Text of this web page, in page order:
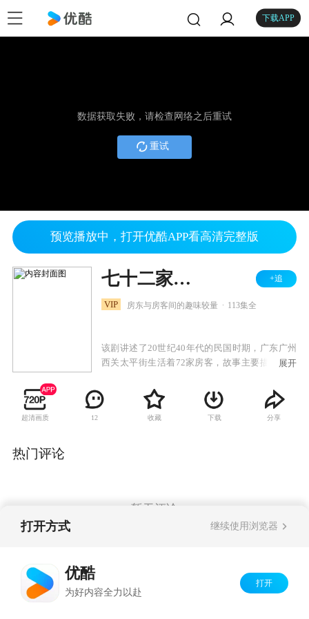
下载APP
数据获取失败，请检查网络之后重试
重试
预览播放中，打开优酷APP看高清完整版
七十二家房客 第三部 +追
VIP 房东与房客间的趣味较量 113集全
该剧讲述了20世纪40年代的民国时期，广东广州
西关太平街生活着72家房客，故事主要描述房东
展开
超清画质 12 收藏 下载 分享
热门评论
暂无评论
打开方式 继续使用浏览器
优酷
为好内容全力以赴
打开